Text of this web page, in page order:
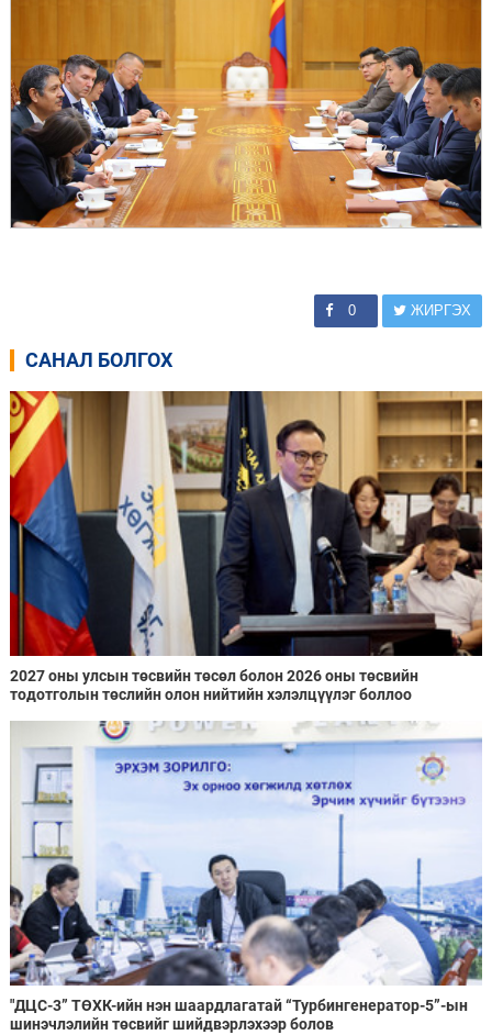
0 ЖИРГЭХ
САНАЛ БОЛГОХ
2027 оны улсын төсвийн төсөл болон 2026 оны төсвийн
тодотголын төслийн олон нийтийн хэлэлцүүлэг боллоо
"ДЦС-3” ТӨХК-ийн нэн шаардлагатай “Турбингенератор-5”-ын
шинэчлэлийн төсвийг шийдвэрлэхээр болов